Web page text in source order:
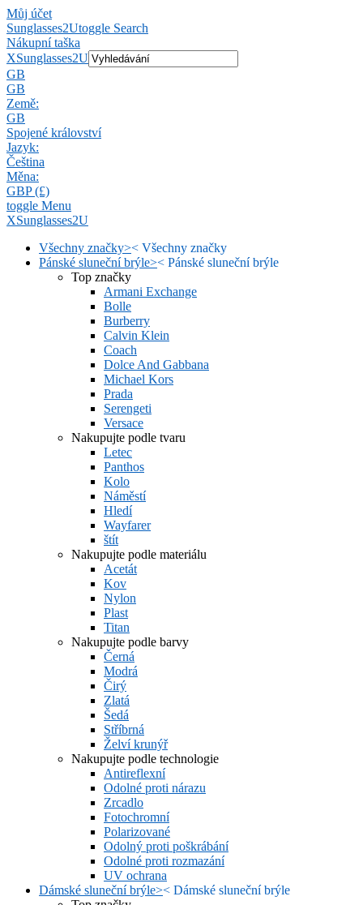
Můj účet
Sunglasses2Utoggle Search
Nákupní taška
XSunglasses2U
GB
GB
Země:
GB
Spojené království
Jazyk:
Čeština
Měna:
GBP (£)
toggle Menu
XSunglasses2U
Všechny značky>< Všechny značky
Pánské sluneční brýle>< Pánské sluneční brýle
Top značky
Armani Exchange
Bolle
Burberry
Calvin Klein
Coach
Dolce And Gabbana
Michael Kors
Prada
Serengeti
Versace
Nakupujte podle tvaru
Letec
Panthos
Kolo
Náměstí
Hledí
Wayfarer
štít
Nakupujte podle materiálu
Acetát
Kov
Nylon
Plast
Titan
Nakupujte podle barvy
Černá
Modrá
Čirý
Zlatá
Šedá
Stříbrná
Želví krunýř
Nakupujte podle technologie
Antireflexní
Odolné proti nárazu
Zrcadlo
Fotochromní
Polarizované
Odolný proti poškrábání
Odolné proti rozmazání
UV ochrana
Dámské sluneční brýle>< Dámské sluneční brýle